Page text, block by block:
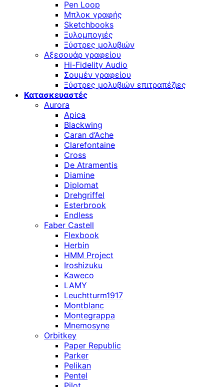
Pen Loop
Μπλοκ γραφής
Sketchbooks
Ξυλομπογιές
Ξύστρες μολυβιών
Αξεσουάρ γραφείου
Hi-Fidelity Audio
Σουμέν γραφείου
Ξύστρες μολυβιών επιτραπέζιες
Κατασκευαστές
Aurora
Apica
Blackwing
Caran d’Ache
Clarefontaine
Cross
De Atramentis
Diamine
Diplomat
Drehgriffel
Esterbrook
Endless
Faber Castell
Flexbook
Herbin
HMM Project
Iroshizuku
Kaweco
LAMY
Leuchtturm1917
Montblanc
Montegrappa
Mnemosyne
Orbitkey
Paper Republic
Parker
Pelikan
Pentel